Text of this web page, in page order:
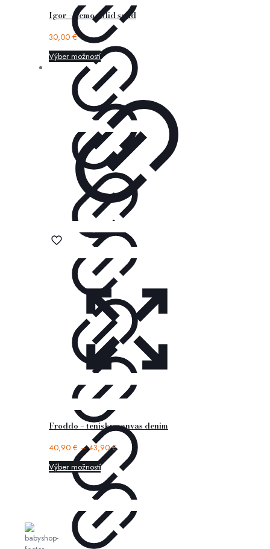
Igor – nemo solid sand
30,00 €
Výber možností
Froddo – tenisky canvas denim
40,90 € –43,90€
Výber možností